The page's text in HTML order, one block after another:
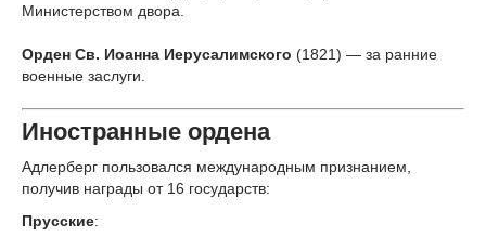
Министерством двора.
Орден Св. Иоанна Иерусалимского (1821) — за ранние
военные заслуги.
Иностранные ордена
Адлерберг пользовался международным признанием,
получив награды от 16 государств:
Прусские: